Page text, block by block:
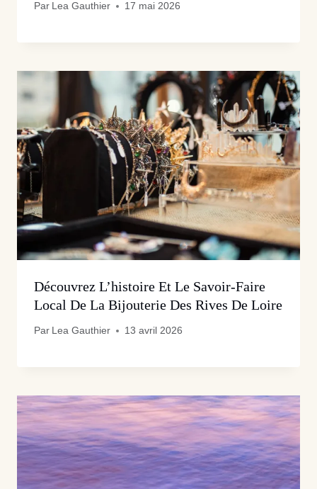
Par Lea Gauthier 17 mai 2026
Découvrez L’histoire Et Le Savoir-Faire
Local De La Bijouterie Des Rives De Loire
Par Lea Gauthier 13 avril 2026